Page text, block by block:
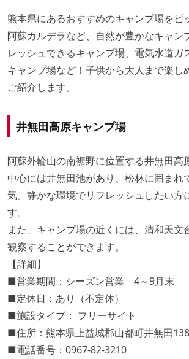
熊本県にあるおすすめのキャンプ場をピ
阿蘇カルデラなど、自然が豊かなキャン
レッシュできるキャンプ場、電気水道ガ
キャンプ場など！子供から大人まで楽し
ご紹介します。
井無田高原キャンプ場
阿蘇外輪山の南裾野に位置する井無田高
中心には井無田池があり、松林に囲まれ
気。静かな環境でリフレッシュしたい方
す。
また、キャンプ場の近くには、清和天文
観察することができます。
【詳細】
■営業期間：シーズン営業 4～9月末
■定休日：あり（不定休）
■施設タイプ： フリーサイト
■住所：熊本県上益城郡山都町井無田
■電話番号：0967-82-3210